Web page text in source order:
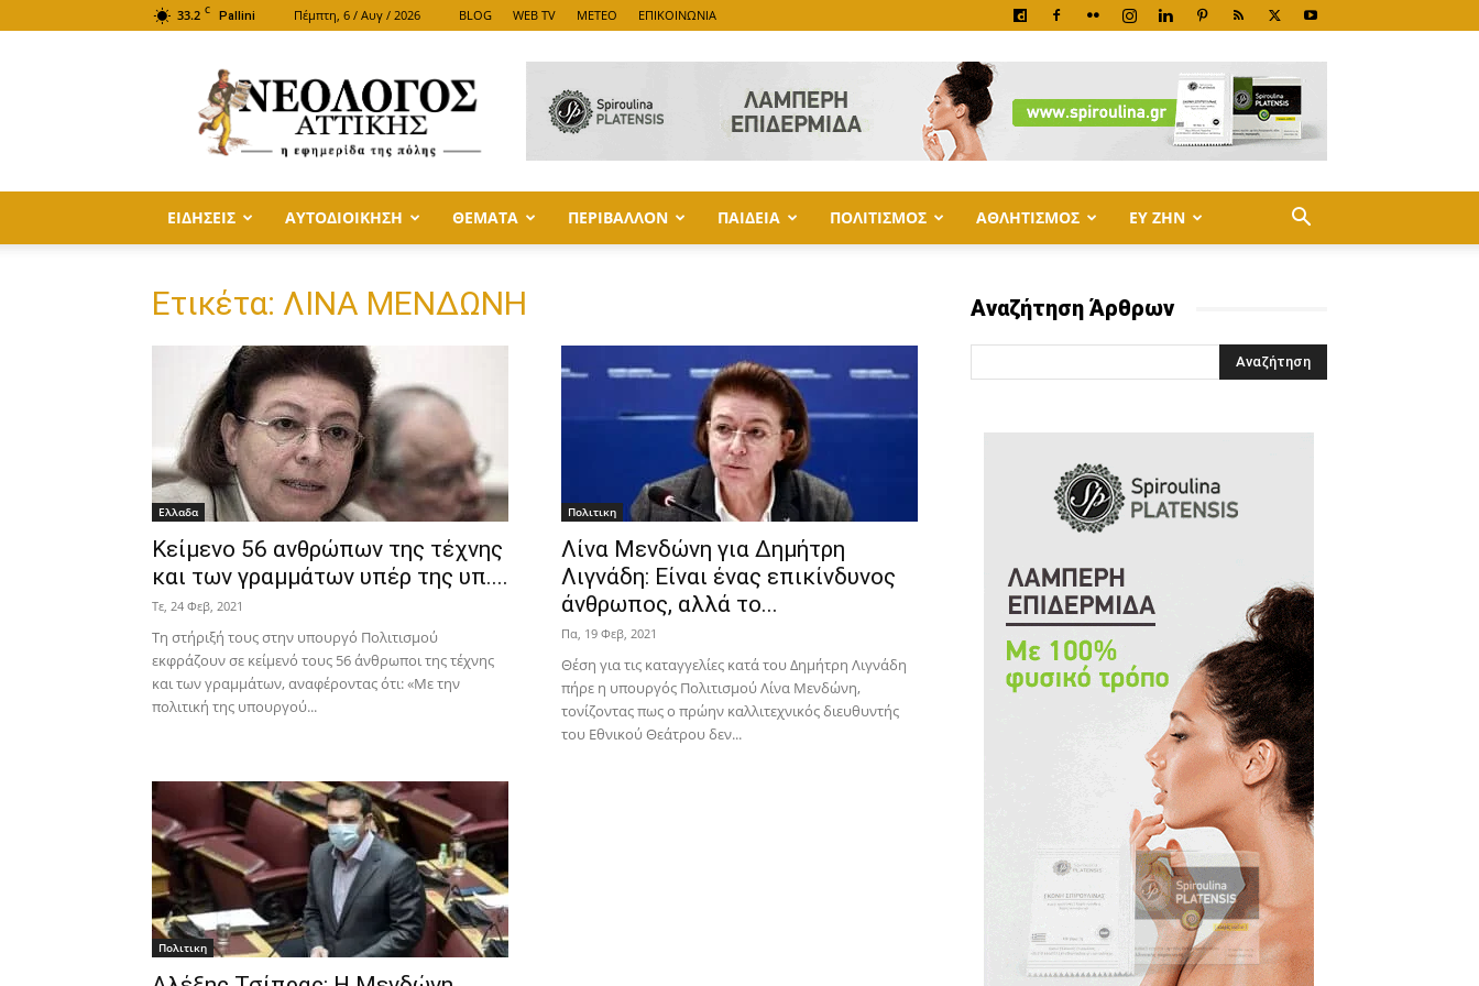
33.2 C Pallini Πέμπτη, 6 / Αυγ / 2026 BLOG WEB TV METEO ΕΠΙΚΟΙΝΩΝΙΑ
ΑΤΤΙΚΗΣ
ΕΙΔΗΣΕΙΣ ΑΥΤΟΔΙΟΙΚΗΣΗ ΘΕΜΑΤΑ ΠΕΡΙΒΑΛΛΟΝ ΠΑΙΔΕΙΑ ΠΟΛΙΤΙΣΜΟΣ ΑΘΛΗΤΙΣΜΟΣ ΕΥ ΖΗΝ
Ετικέτα: ΛΙΝΑ ΜΕΝΔΩΝΗ
Ελλαδα
Κείμενο 56 ανθρώπων της τέχνης
και των γραμμάτων υπέρ της υπ....
Τε, 24 Φεβ, 2021
Τη στήριξή τους στην υπουργό Πολιτισμού
εκφράζουν σε κείμενό τους 56 άνθρωποι της τέχνης
και των γραμμάτων, αναφέροντας ότι: «Με την
πολιτική της υπουργού...
Πολιτικη
Λίνα Μενδώνη για Δημήτρη
Λιγνάδη: Είναι ένας επικίνδυνος
άνθρωπος, αλλά το...
Πα, 19 Φεβ, 2021
Θέση για τις καταγγελίες κατά του Δημήτρη Λιγνάδη
πήρε η υπουργός Πολιτισμού Λίνα Μενδώνη,
τονίζοντας πως ο πρώην καλλιτεχνικός διευθυντής
του Εθνικού Θεάτρου δεν...
Πολιτικη
Αναζήτηση Άρθρων